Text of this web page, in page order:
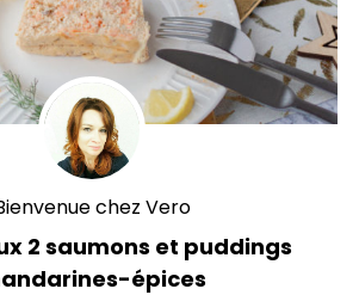
chez Vero
2 saumons et puddings
épices